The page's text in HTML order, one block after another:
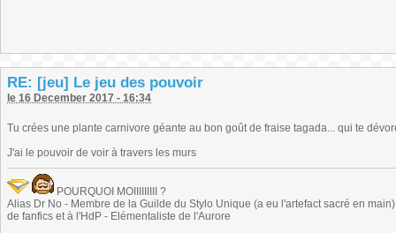
RE: [jeu] Le jeu des pouvoir
le 16 December 2017 - 16:34
Tu crées une plante carnivore géante au bon goût de fraise tagada... qui te
J'ai le pouvoir de voir à travers les murs
POURQUOI MOIIIIIIIII ?
Alias Dr No - Membre de la Guilde du Stylo Unique (a eu l'artefact sacré en
de fanfics et à l'HdP - Elémentaliste de l'Aurore